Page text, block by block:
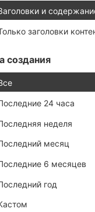
и
заголовки
создания
24 часа
неделя
месяц
6 месяцев
год